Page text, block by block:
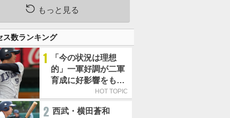
く！
もっと見る
ス数ランキング
1
「今の状況は理想
的」一軍好調が二軍
育成に好影響をもた
らす西武 象徴は高
HOT TOPIC
2 西武・横田蒼和